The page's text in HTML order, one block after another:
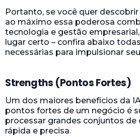
Portanto, se você quer
ao máximo essa poderosa
tecnologia e gestão
lugar certo – confira abaixo
necessárias para impulsionar
Strengths (Pontos Fortes)
Um dos maiores benefícios da
pontos fortes de um negócio é
processar grandes conjuntos de
rápida e precisa.